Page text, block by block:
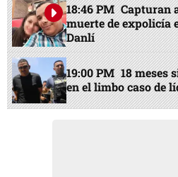
18:46 PM Capturan
muerte de expolicía
Danlí
19:00 PM 18 meses
en el limbo caso de